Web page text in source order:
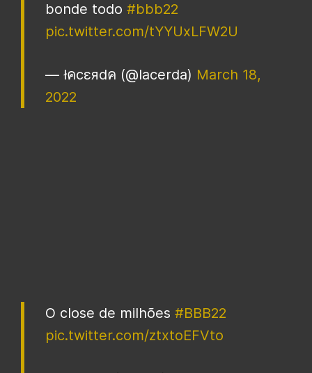
bonde todo #bbb22
pic.twitter.com/tYYUxLFW2U
— łคcεяdค (@lacerda) March 18,
2022
O close de milhões #BBB22
pic.twitter.com/ztxtoEFVto